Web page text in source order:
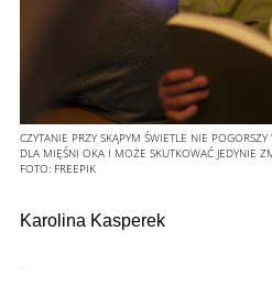
CZYTANIE PRZY SKĄPYM ŚWIETLE NIE
DLA MIĘŚNI OKA I MOŻE SKUTKOWAĆ JEDYNIE
FOTO: FREEPIK
Karolina Kasperek